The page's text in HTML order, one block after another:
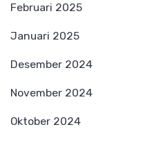
Februari 2025
Januari 2025
Desember 2024
November 2024
Oktober 2024